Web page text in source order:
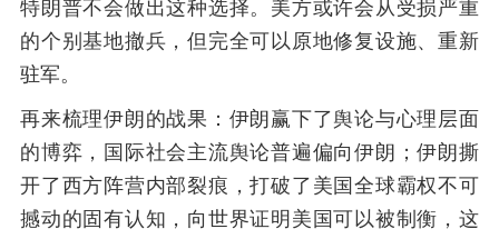
特朗普不会做出这种选择。美方或许会从受损严重
的个别基地撤兵，但完全可以原地修复设施、重新
驻军。
再来梳理伊朗的战果：伊朗赢下了舆论与心理层面
的博弈，国际社会主流舆论普遍偏向伊朗；伊朗撕
开了西方阵营内部裂痕，打破了美国全球霸权不可
撼动的固有认知，向世界证明美国可以被制衡，这